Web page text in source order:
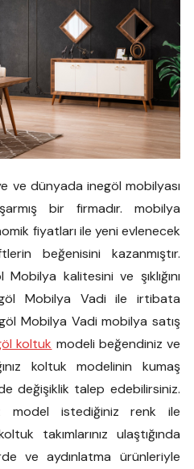
ve dünyada inegöl mobilyası
bir firmadır. mobilya
fiyatları ile yeni evlenecek
beğenisini kazanmıştır.
kalitesini ve şıklığını
Mobilya Vadi ile irtibata
Mobilya Vadi mobilya satış
koltuk modeli beğendiniz ve
koltuk modelinin kumaş
değişiklik talep edebilirsiniz.
model istediğiniz renk ile
takımlarınız ulaştığında
ve aydınlatma ürünleriyle